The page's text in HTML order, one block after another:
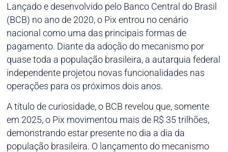
Lançado e desenvolvido pelo Banco Central do Brasil
(BCB) no ano de 2020, o Pix entrou no cenário
nacional como uma das principais formas de
pagamento. Diante da adoção do mecanismo por
quase toda a população brasileira, a autarquia federal
independente projetou novas funcionalidades nas
operações para os próximos dois anos.
A título de curiosidade, o BCB revelou que, somente
em 2025, o Pix movimentou mais de R$ 35 trilhões,
demonstrando estar presente no dia a dia da
população brasileira. O lançamento do mecanismo